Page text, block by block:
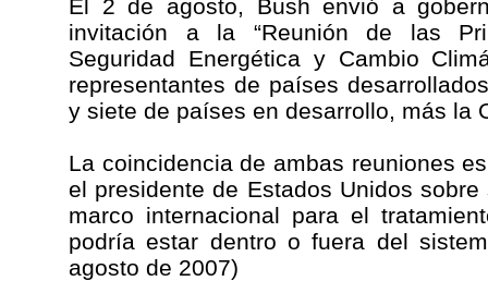
El 2 de agosto, Bush envió a
invitación a la “Reunión de las
Seguridad Energética y Cambio
representantes de países
y siete de países en desarrollo, más la
La coincidencia de ambas reuniones
el presidente de Estados Unidos
marco internacional para el
podría estar dentro o fuera del
agosto de 2007)